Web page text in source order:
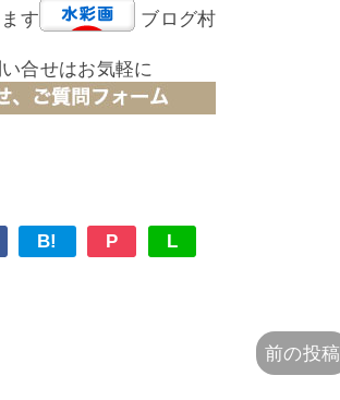
す ブログ村
合せはお気軽に
B! P L
前の投稿